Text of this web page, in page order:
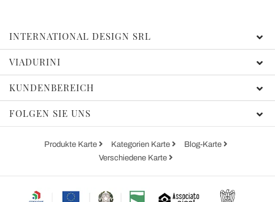
INTERNATIONAL DESIGN SRL
VIADURINI
KUNDENBEREICH
FOLGEN SIE UNS
Produkte Karte Kategorien Karte
Blog-Karte
Verschiedene Karte